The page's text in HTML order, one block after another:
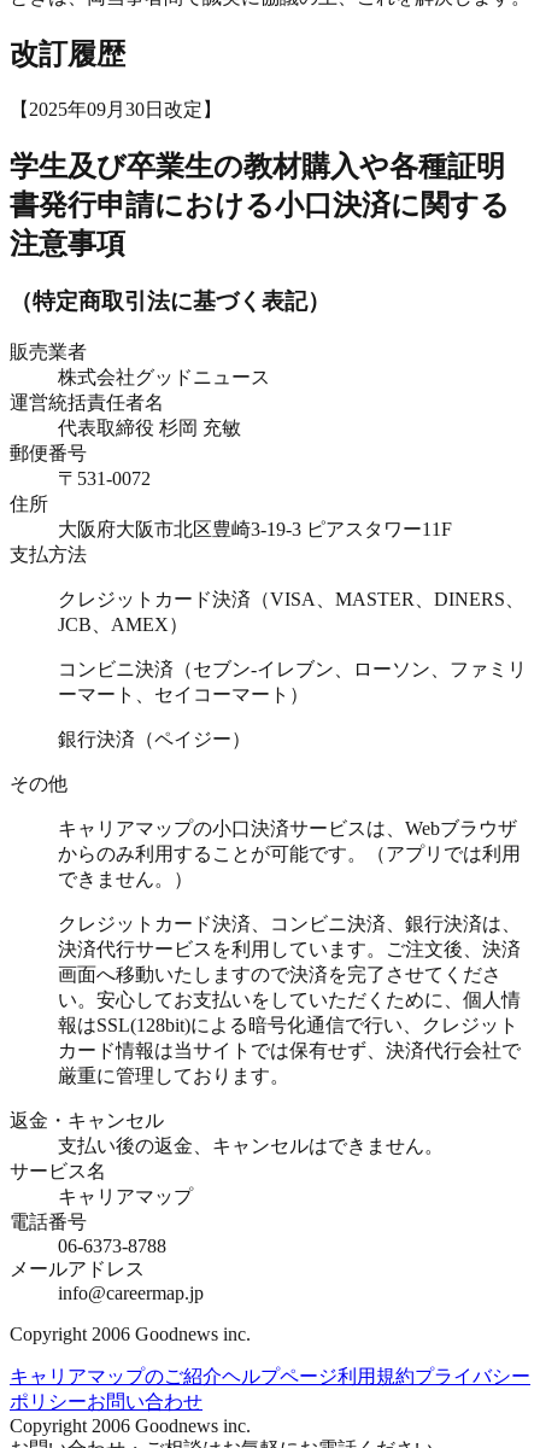
改訂履歴
【2025年09月30日改定】
学生及び卒業生の教材購入や各種証明
書発行申請における小口決済に関する
注意事項
（特定商取引法に基づく表記）
販売業者
株式会社グッドニュース
運営統括責任者名
代表取締役 杉岡 充敏
郵便番号
〒531-0072
住所
大阪府大阪市北区豊崎3-19-3 ピアスタワー11F
支払方法
クレジットカード決済（VISA、MASTER、DINERS、
JCB、AMEX）
コンビニ決済（セブン-イレブン、ローソン、ファミリ
ーマート、セイコーマート）
銀行決済（ペイジー）
その他
キャリアマップの小口決済サービスは、Webブラウザ
からのみ利用することが可能です。（アプリでは利用
できません。）
クレジットカード決済、コンビニ決済、銀行決済は、
決済代行サービスを利用しています。ご注文後、決済
画面へ移動いたしますので決済を完了させてくださ
い。安心してお支払いをしていただくために、個人情
報はSSL(128bit)による暗号化通信で行い、クレジット
カード情報は当サイトでは保有せず、決済代行会社で
厳重に管理しております。
返金・キャンセル
支払い後の返金、キャンセルはできません。
サービス名
キャリアマップ
電話番号
06-6373-8788
メールアドレス
info@careermap.jp
Copyright 2006 Goodnews inc.
キャリアマップのご紹介ヘルプページ利用規約プライバシー
ポリシーお問い合わせ
Copyright 2006 Goodnews inc.